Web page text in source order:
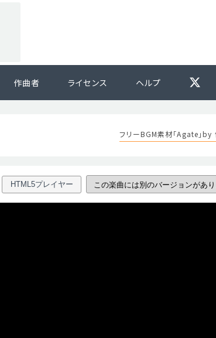
作曲者 ライセンス ヘルプ
フリーBGM素材「Agate」by
HTML5プレイヤー